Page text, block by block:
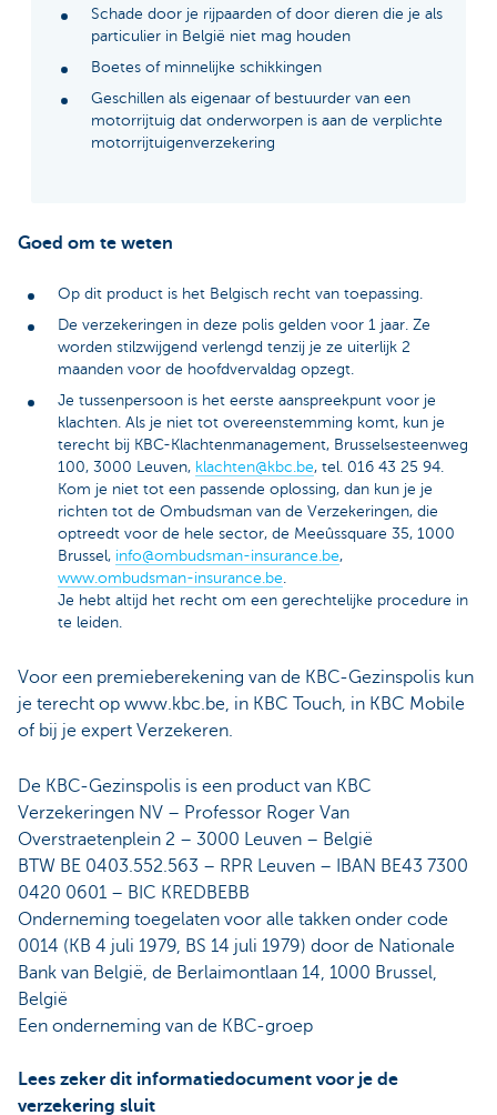
Schade door je rijpaarden of door dieren die je als
particulier in België niet mag houden
Boetes of minnelijke schikkingen
Geschillen als eigenaar of bestuurder van een
motorrijtuig dat onderworpen is aan de verplichte
motorrijtuigenverzekering
Goed om te weten
Op dit product is het Belgisch recht van toepassing.
De verzekeringen in deze polis gelden voor 1 jaar. Ze
worden stilzwijgend verlengd tenzij je ze uiterlijk 2
maanden voor de hoofdvervaldag opzegt.
Je tussenpersoon is het eerste aanspreekpunt voor je
klachten. Als je niet tot overeenstemming komt, kun je
terecht bij KBC-Klachtenmanagement, Brusselsesteenweg
100, 3000 Leuven, klachten@kbc.be, tel. 016 43 25 94.
Kom je niet tot een passende oplossing, dan kun je je
richten tot de Ombudsman van de Verzekeringen, die
optreedt voor de hele sector, de Meeûssquare 35, 1000
Brussel, info@ombudsman-insurance.be,
www.ombudsman-insurance.be.
Je hebt altijd het recht om een gerechtelijke procedure in
te leiden.
Voor een premieberekening van de KBC-Gezinspolis kun
je terecht op www.kbc.be, in KBC Touch, in KBC Mobile
of bij je expert Verzekeren.
De KBC-Gezinspolis is een product van KBC
Verzekeringen NV – Professor Roger Van
Overstraetenplein 2 – 3000 Leuven – België
BTW BE 0403.552.563 – RPR Leuven – IBAN BE43 7300
0420 0601 – BIC KREDBEBB
Onderneming toegelaten voor alle takken onder code
0014 (KB 4 juli 1979, BS 14 juli 1979) door de Nationale
Bank van België, de Berlaimontlaan 14, 1000 Brussel,
België
Een onderneming van de KBC-groep
Lees zeker dit informatiedocument voor je de
verzekering sluit